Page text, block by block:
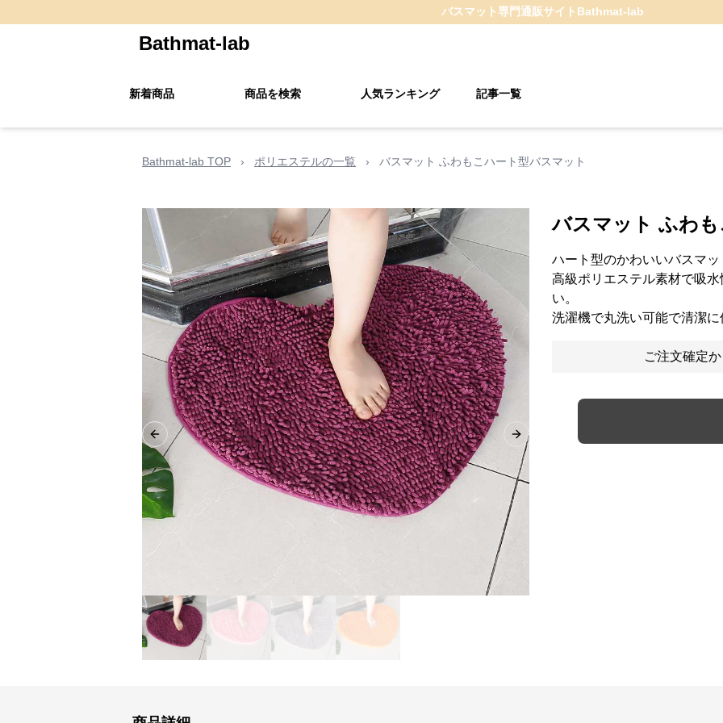
バスマット専門通販サイト Bathmat-lab
Bathmat-lab
新着商品 商品を検索 人気ランキング 記事一覧
Bathmat-lab TOP › ポリエステルの一覧 › バスマット ふわもこハート型バスマット
Previous slide Next slide
バスマット ふわ
ハート型のかわいいバスマ
高級ポリエステル素材で吸
い。
洗濯機で丸洗い可能で清潔
ご注文確定